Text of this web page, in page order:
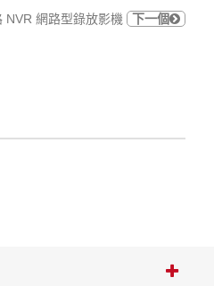
NVR 網路型錄放影機 下一個